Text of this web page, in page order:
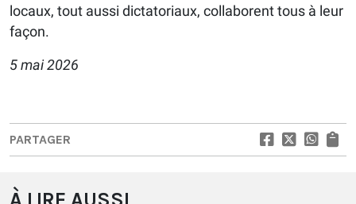
locaux, tout aussi dictatoriaux, collaborent tous à leur
façon.
5 mai 2026
PARTAGER